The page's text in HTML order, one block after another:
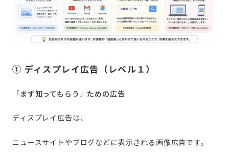
① ディスプレイ広告（レベル１）
「まず知ってもらう」ための広告
ディスプレイ広告は、
ニュースサイトやブログなどに表示される画像広告です。